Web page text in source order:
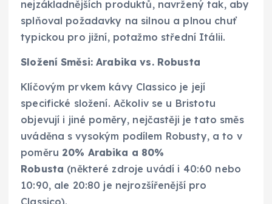
nejzákladnějších produktů, navržený tak, aby
splňoval požadavky na silnou a plnou chuť
typickou pro jižní, potažmo střední Itálii.
Složení Směsi: Arabika vs. Robusta
Klíčovým prvkem kávy Classico je její
specifické složení. Ačkoliv se u Bristotu
objevují i jiné poměry, nejčastěji je tato směs
uváděna s vysokým podílem Robusty, a to v
poměru 20% Arabika a 80%
Robusta (některé zdroje uvádí i 40:60 nebo
10:90, ale 20:80 je nejrozšířenější pro
Classico).